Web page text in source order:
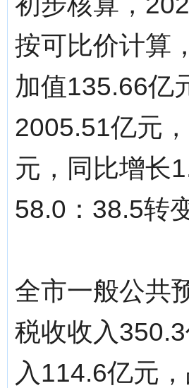
按可比价计算
加值135.66亿
2005.51亿元
元，同比增长
58.0：38.5转
全市一般公共
税收收入
入114.6亿元